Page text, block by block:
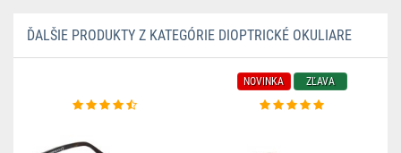
ĎALŠIE PRODUKTY Z KATEGÓRIE DIOPTRICKÉ OKULIARE
NOVINKA ZĽAVA